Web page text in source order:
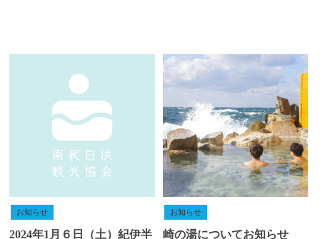
お知らせ
2024年1月６日（土）紀伊半
お知らせ
崎の湯についてお知らせ